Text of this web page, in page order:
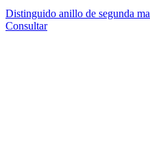
Distinguido anillo de segunda
Consultar